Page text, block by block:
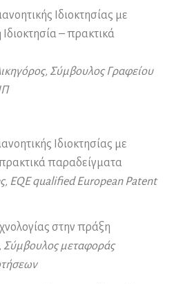
Ιδιοκτησίας με
– πρακτικά
Σύμβουλος Γραφείου
Ιδιοκτησίας με
παραδείγματα
EQE qualified European Patent
στην πράξη
Σύμβουλος μεταφοράς